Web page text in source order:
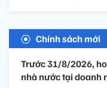
Chính sách mới
Trước 31/8/2026,
nhà nước tại doanh